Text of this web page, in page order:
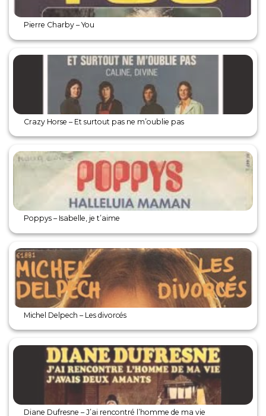
Pierre Charby – You
Crazy Horse – Et surtout pas ne m’oublie pas
Poppys – Isabelle, je t’aime
Michel Delpech – Les divorcés
Diane Dufresne – J’ai rencontré l’homme de ma vie